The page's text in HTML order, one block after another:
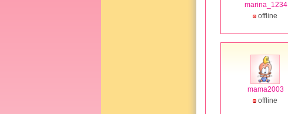
marina_1234
offline
mama2003
offline